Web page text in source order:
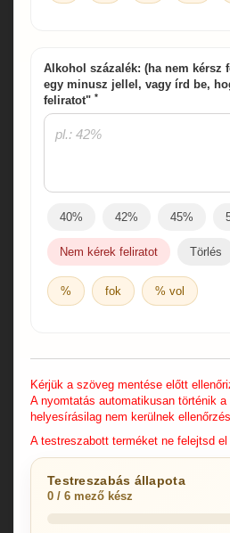
Alkohol százalék: (ha nem kérsz
egy minusz jellel, vagy írd be,
feliratot" *
40% 42% 45%
Nem kérek feliratot Törlés
% fok % vol
Kérjük a szöveg mentése előtt
A nyomtatás automatikusan történik
helyesírásilag nem kerülnek
A testreszabott terméket ne felejtsd el
Testreszabás állapota
0 / 6 mező kész